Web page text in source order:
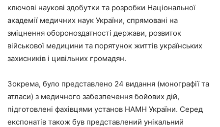
ключові наукові здобутки та розробки Національної
академії медичних наук України, спрямовані на
зміцнення обороноздатності держави, розвиток
військової медицини та порятунок життів українських
захисників і цивільних громадян.
Зокрема, було представлено 24 видання (монографії та
атласи) з медичного забезпечення бойових дій,
підготовлені фахівцями установ НАМН України. Серед
експонатів також був представлений унікальний